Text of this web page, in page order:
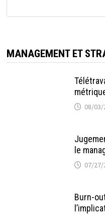
MANAGEMENT ET
08/03/
le
07/27/
Burn-